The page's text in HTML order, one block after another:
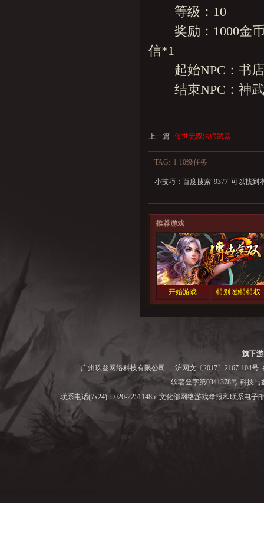
等级：10
奖励：1000金币
信*1
起始NPC：书
结束NPC：神武
上一篇 传世无双法师武器
TAG: 1-10级任务
小技巧：百度搜索"9377"可以找到
推荐游戏
开始游戏 特别 独特特权
旗下
广州玖叁网络科技有限公司
沪网文〔2017〕2167-104号
软著登字第0341378号 科技
联系电话(7x24)：020-22511485 文化部网络游戏举报和联系电